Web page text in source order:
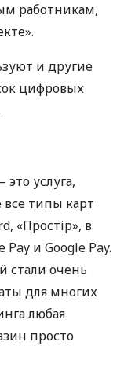
работникам,
и другие
цифровых
услуга,
типы карт
«Простір», в
и Google Pay.
стали очень
для многих
любая
просто